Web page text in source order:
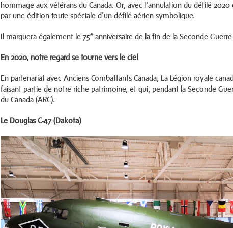
hommage aux vétérans du Canada. Or, avec l'annulation du défilé
par une édition toute spéciale d'un défilé aérien symbolique.
Il marquera également le 75e anniversaire de la fin de la Seconde
En 2020, notre regard se tourne vers le ciel
En partenariat avec Anciens Combattants Canada, La Légion royale
faisant partie de notre riche patrimoine, et qui, pendant la Seconde
du Canada (ARC).
Le Douglas C-47 (Dakota)